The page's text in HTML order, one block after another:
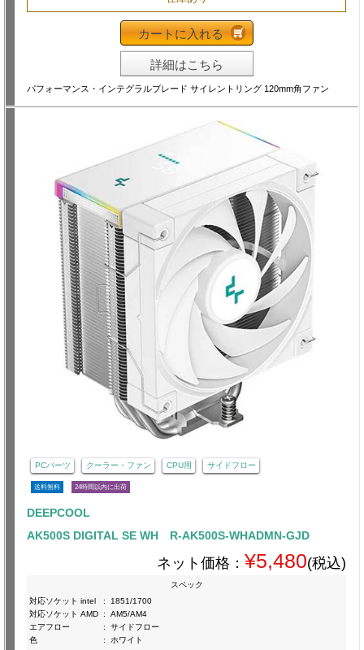
カートに入れる
詳細はこちら
パフォーマンス・インテグラルブレード サイレントリング 120mm角ファン
PCパーツ クーラー・ファン CPU用 サイドフロー
送料無料 24時間以内に出荷
DEEPCOOL
AK500S DIGITAL SE WH R-AK500S-WHADMN-GJD
ネット価格： ¥5,480(税込)
スペック
対応ソケット intel
:
1851/1700
対応ソケット AMD :
AM5/AM4
エアフロー
:
サイドフロー
色
:
ホワイト